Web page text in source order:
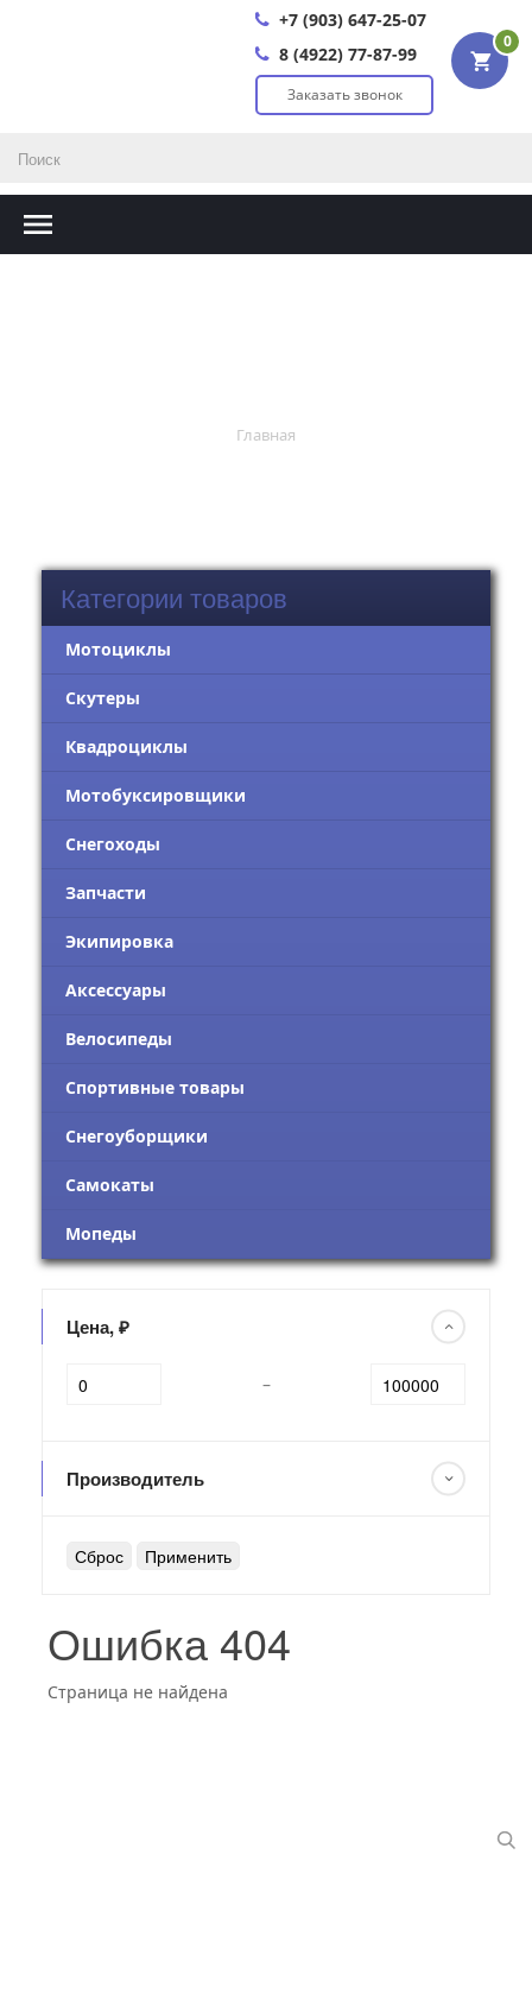
+7 (903) 647-25-07
8 (4922) 77-87-99
Заказать звонок
0
Главная
Ошибка 404
Страница не найдена
Категории товаров
Мотоциклы
Скутеры
Квадроциклы
Мотобуксировщики
Снегоходы
Запчасти
Экипировка
Аксессуары
Велосипеды
Спортивные товары
Снегоуборщики
Самокаты
Мопеды
Цена, ₽
–
Производитель